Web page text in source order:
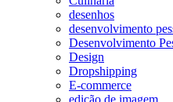
desenhos
desenvolvimento
Desenvolvimento
Design
Dropshipping
E-commerce